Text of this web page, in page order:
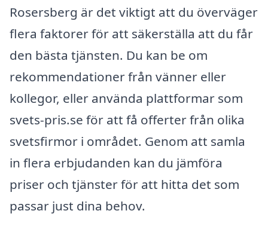
Rosersberg är det viktigt att du överväger
flera faktorer för att säkerställa att du får
den bästa tjänsten. Du kan be om
rekommendationer från vänner eller
kollegor, eller använda plattformar som
svets-pris.se för att få offerter från olika
svetsfirmor i området. Genom att samla
in flera erbjudanden kan du jämföra
priser och tjänster för att hitta det som
passar just dina behov.